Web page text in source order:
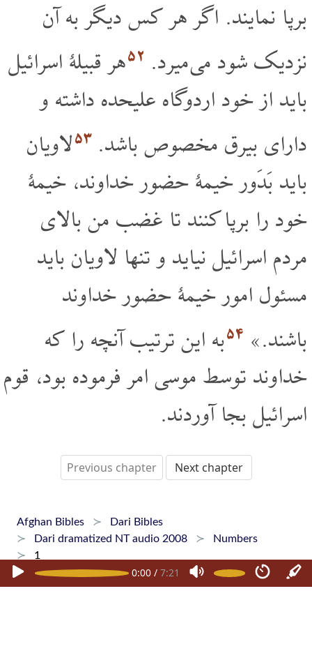
0:00 / 7:21
برپا نمایند. اگر هر کس دیگر به آن
نزدیک شود می میرد. ۵۲هر قبیلۀ اسرائیل
باید از خود اردوگاه علیحده داشته و
دارای بیرق مخصوص باشد. ۵۳لاویان
باید بَدَور خیمۀ حضور خداوند، خیمۀ
خود را برپا کنند تا غضب من بالای
مردم اسرائیل نیاید و تنها لاویان باید
مسئول امور خیمۀ حضور خداوند
باشند.» ۵۴به این ترتیب آنچه را که
خداوند توسط موسی امر فرموده بود، قوم
اسرائیل بجا آوردند.
Previous chapter Next chapter
Afghan Bibles
Dari Bibles
Dari dramatized NT audio 2008
Numbers
1